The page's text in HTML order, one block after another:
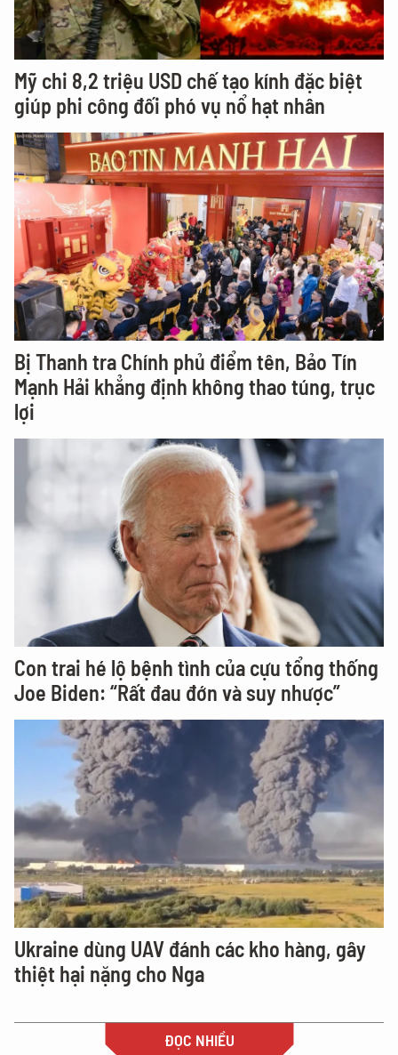
Mỹ chi 8,2 triệu USD chế tạo kính đặc biệt
giúp phi công đối phó vụ nổ hạt nhân
Bị Thanh tra Chính phủ điểm tên, Bảo Tín
Mạnh Hải khẳng định không thao túng, trục
lợi
Con trai hé lộ bệnh tình của cựu tổng thống
Joe Biden: “Rất đau đớn và suy nhược”
Ukraine dùng UAV đánh các kho hàng, gây
thiệt hại nặng cho Nga
ĐỌC NHIỀU